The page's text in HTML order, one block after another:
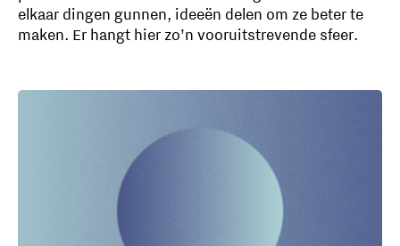
elkaar dingen gunnen, ideeën delen om ze beter te
maken. Er hangt hier zo’n vooruitstrevende sfeer.